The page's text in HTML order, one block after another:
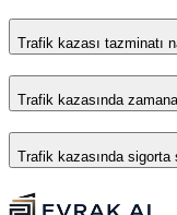
Trafik kazası tazminatı
Trafik kazasında
Trafik kazasında